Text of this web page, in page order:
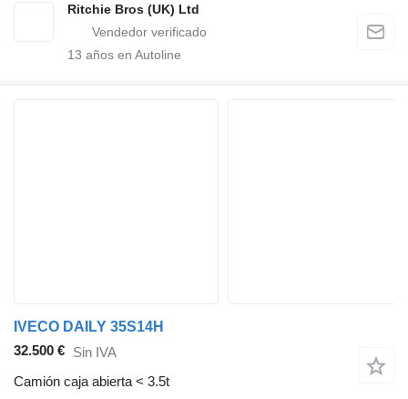
Ritchie Bros (UK) Ltd
13 años en Autoline
IVECO DAILY 35S14H
32.500 € Sin IVA
Camión caja abierta < 3.5t